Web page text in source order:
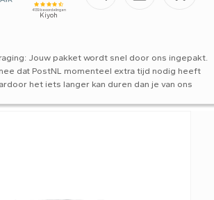
Jouw pakket wordt snel door ons ingepakt.
dat PostNL momenteel extra tijd nodig heeft
het iets langer kan duren dan je van ons